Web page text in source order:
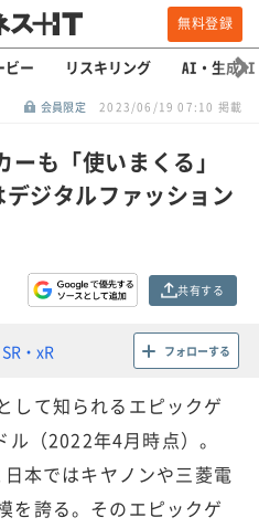
無料登録
ビー リスキリング AI・生成AI
会員限定 2023/06/19 07:10 掲載
も「使いまくる」
ジタルファッション
共有する
・xR フォローする
して知られるエピックゲ
（2022年4月時点）。
本ではキヤノンや三菱電
を誇る。そのエピックゲ